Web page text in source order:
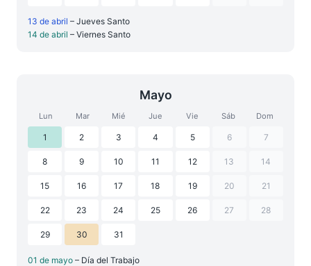
13 de abril – Jueves Santo
14 de abril – Viernes Santo
Mayo
Lun Mar Mié Jue Vie Sáb Dom
1 2 3 4 5 6 7
8 9 10 11 12 13 14
15 16 17 18 19 20 21
22 23 24 25 26 27 28
29 30 31
01 de mayo – Día del Trabajo